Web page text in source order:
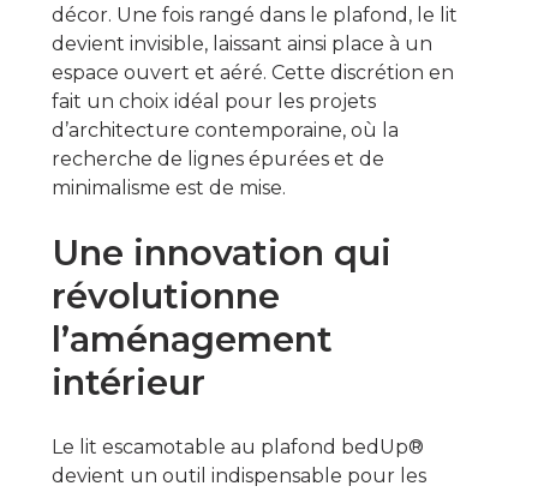
décor. Une fois rangé dans le plafond, le lit
devient invisible, laissant ainsi place à un
espace ouvert et aéré. Cette discrétion en
fait un choix idéal pour les projets
d’architecture contemporaine, où la
recherche de lignes épurées et de
minimalisme est de mise.
Une innovation qui
révolutionne
l’aménagement
intérieur
Le lit escamotable au plafond bedUp®
devient un outil indispensable pour les